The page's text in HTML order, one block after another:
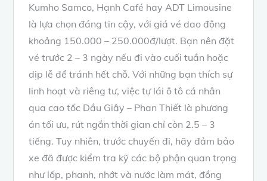
Kumho Samco, Hạnh Café hay ADT Limousine
là lựa chọn đáng tin cậy, với giá vé dao động
khoảng 150.000 – 250.000đ/lượt. Bạn nên đặt
vé trước 2 – 3 ngày nếu đi vào cuối tuần hoặc
dịp lễ để tránh hết chỗ. Với những bạn thích sự
linh hoạt và riêng tư, việc tự lái ô tô cá nhân
qua cao tốc Dầu Giây – Phan Thiết là phương
án tối ưu, rút ngắn thời gian chỉ còn 2.5 – 3
tiếng. Tuy nhiên, trước chuyến đi, hãy đảm bảo
xe đã được kiểm tra kỹ các bộ phận quan trọng
như lốp, phanh, nhớt và nước làm mát, đồng